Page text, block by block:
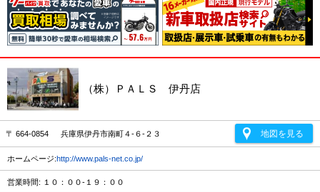
（株）ＰＡＬＳ 伊丹店
〒 664-0854 兵庫県伊丹市南町４-６-２３ 地図を見る
ホームページ:http://www.pals-net.co.jp/
営業時間: １０：００-１９：００